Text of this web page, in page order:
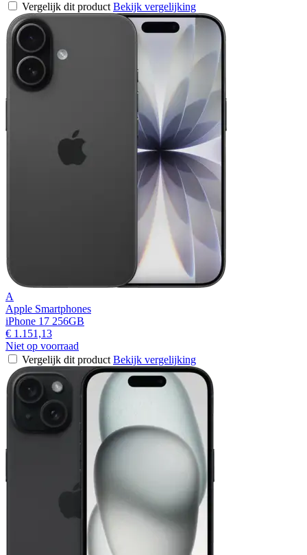
Vergelijk dit product Bekijk vergelijking
A
Apple Smartphones
iPhone 17 256GB
€ 1.151,13
Niet op voorraad
Vergelijk dit product Bekijk vergelijking